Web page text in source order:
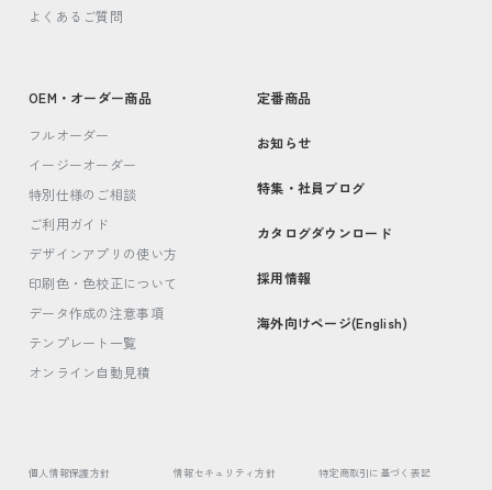
よくあるご質問
OEM・オーダー商品
フルオーダー
イージーオーダー
特別仕様のご相談
ご利用ガイド
デザインアプリの使い方
印刷色・色校正について
データ作成の注意事項
テンプレート一覧
オンライン自動見積
定番商品
お知らせ
特集・社員ブログ
カタログダウンロード
採用情報
海外向けページ(English)
個人情報保護方針 情報セキュリティ方針 特定商取引に基づく表記